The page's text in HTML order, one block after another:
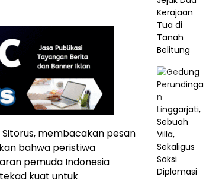
membacakan pesan
bahwa peristiwa
pemuda Indonesia
kuat untuk